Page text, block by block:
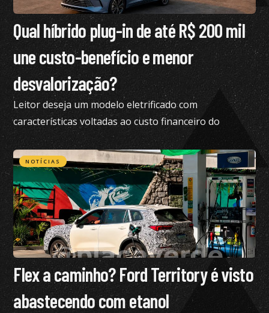
Qual híbrido plug-in de até R$ 200 mil
une custo-benefício e menor
desvalorização?
Leitor deseja um modelo eletrificado com
características voltadas ao custo financeiro do
produto e pediu nossa análise completa
NOTÍCIAS
Flex a caminho? Ford Territory é visto
abastecendo com etanol